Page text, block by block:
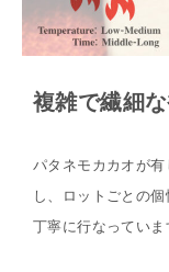
複雑で繊細
パタネモカカオが
し、ロットごとの
丁寧に行なっていま